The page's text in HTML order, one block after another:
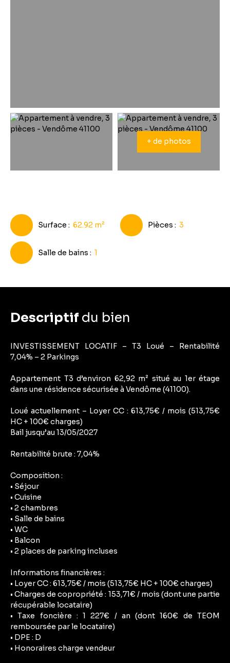
+ de photos
Surface : 62.92 m² Pièces : 3
Salle de bains : 1
Descriptif du bien
INVESTISSEMENT LOCATIF – T3 Loué – Rentabilité
7,04% – 2 Parkings
Appartement T3 d’environ 62,92 m² situé au 1er étage
dans une résidence sécurisée à Vendôme (41100).
Loué actuellement – Loyer CC : 613,75€ / mois (513,75€
HC + 100€ charges)
Bail jusqu’au 13/05/2027
Rentabilité brute : 7,04%
Composition :
• Séjour
• Cuisine
• 2 chambres
• Salle de bains
• WC
• Balcon
• 2 places de parking incluses
Informations financières :
• Loyer CC : 613,75€ / mois (513,75€ HC + 100€ charges)
• Charges de copropriété : 153,71€ / mois (dont une partie
récupérable locataire)
• Taxe foncière : 1 227€ / an (dont 160€ de TEOM
remboursée par le locataire)
• DPE : D
• Honoraires charge vendeur